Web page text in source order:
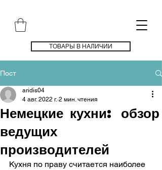
ТОВАРЫ В НАЛИЧИИ
Пост
Немецкие кухни: обзор
ведущих
производителей
aridis04
4 авг. 2022 г. 2 мин. чтения
Кухня по праву считается наиболее